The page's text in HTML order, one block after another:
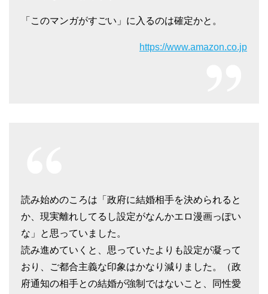
「このマンガがすごい」に入るのは確定かと。
https://www.amazon.co.jp
読み始めのころは「政府に結婚相手を決められると
か、現実離れしてるし設定がなんかエロ漫画っぽい
な」と思っていました。
読み進めていくと、思っていたよりも設定が凝って
おり、ご都合主義な印象はかなり減りました。（政
府通知の相手との結婚が強制ではないこと、同性愛